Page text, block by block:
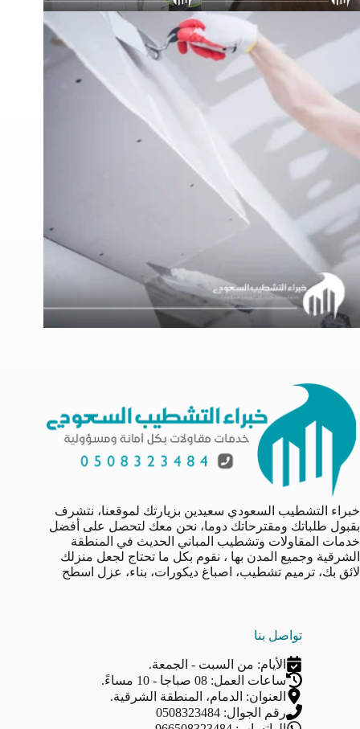
خبراء التشطيب السعودي سعيدين بزيارتك لموقعنا، نتشرف
بقبول طلباتك ومقترحاتك دوما، نحن معك لتحصل على أفضل
خدمات المقاولات وتشطيب المباني الحديث في المنطقة
الشرقية وجميع المدن بها ، نقوم بكل ما تحتاج لجعل منزلك
لائق بك، ترميم تشطيب، اصباغ ديكورات، بناء، عزل اسطح
تواصل بنا
الأيام: من السبت - الجمعة.
ساعات العمل: 08 صباجا - 10 مساءً.
العنوان: الدمام، المنطقة الشرقية.
رقم الجوال: 0508323484